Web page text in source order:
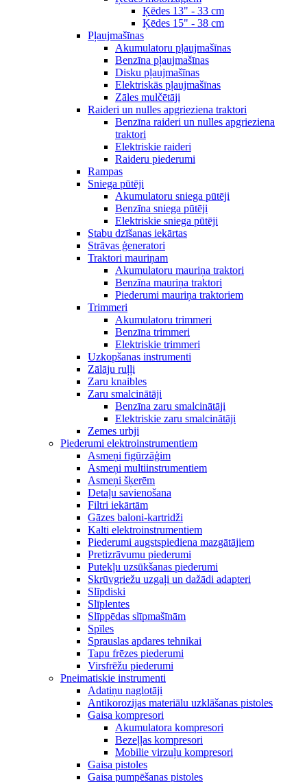
Ķēdes 13" - 33 cm
Ķēdes 15" - 38 cm
Pļaujmašīnas
Akumulatoru pļaujmašīnas
Benzīna pļaujmašīnas
Disku pļaujmašīnas
Elektriskās pļaujmašīnas
Zāles mulčētāji
Raideri un nulles apgrieziena traktori
Benzīna raideri un nulles apgrieziena
traktori
Elektriskie raideri
Raideru piederumi
Rampas
Sniega pūtēji
Akumulatoru sniega pūtēji
Benzīna sniega pūtēji
Elektriskie sniega pūtēji
Stabu dzīšanas iekārtas
Strāvas ģeneratori
Traktori mauriņam
Akumulatoru mauriņa traktori
Benzīna mauriņa traktori
Piederumi mauriņa traktoriem
Trimmeri
Akumulatoru trimmeri
Benzīna trimmeri
Elektriskie trimmeri
Uzkopšanas instrumenti
Zālāju ruļļi
Zaru knaibles
Zaru smalcinātāji
Benzīna zaru smalcinātāji
Elektriskie zaru smalcinātāji
Zemes urbji
Piederumi elektroinstrumentiem
Asmeņi figūrzāģim
Asmeņi multiinstrumentiem
Asmeņi šķerēm
Detaļu savienošana
Filtri iekārtām
Gāzes baloni-kartridži
Kalti elektroinstrumentiem
Piederumi augstspiediena mazgātājiem
Pretizrāvumu piederumi
Putekļu uzsūkšanas piederumi
Skrūvgriežu uzgaļi un dažādi adapteri
Slīpdiski
Slīplentes
Slīppēdas slīpmašīnām
Spīles
Sprauslas apdares tehnikai
Tapu frēzes piederumi
Virsfrēžu piederumi
Pneimatiskie instrumenti
Adatiņu naglotāji
Antikorozijas materiālu uzklāšanas pistoles
Gaisa kompresori
Akumulatora kompresori
Bezeļļas kompresori
Mobilie virzuļu kompresori
Gaisa pistoles
Gaisa pumpēšanas pistoles